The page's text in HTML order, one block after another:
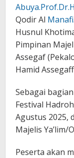
Qodir Al
Husnul
⁠Pimpinan
Assegaf
Hamid
Sebagai
Festival
Agustus 2025,
Majelis Ya’lim/
Peserta akan